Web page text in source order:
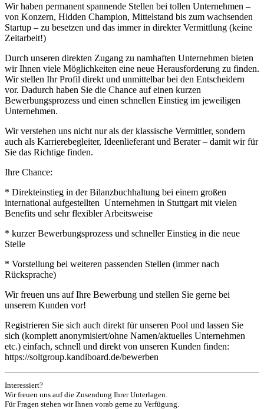
Wir haben permanent spannende Stellen bei tollen Unternehmen –
von Konzern, Hidden Champion, Mittelstand bis zum wachsenden
Startup – zu besetzen und das immer in direkter Vermittlung (keine
Zeitarbeit!)
Durch unseren direkten Zugang zu namhaften Unternehmen bieten
wir Ihnen viele Möglichkeiten eine neue Herausforderung zu finden.
Wir stellen Ihr Profil direkt und unmittelbar bei den Entscheidern
vor. Dadurch haben Sie die Chance auf einen kurzen
Bewerbungsprozess und einen schnellen Einstieg im jeweiligen
Unternehmen.
Wir verstehen uns nicht nur als der klassische Vermittler, sondern
auch als Karrierebegleiter, Ideenlieferant und Berater – damit wir für
Sie das Richtige finden.
Ihre Chance:
* Direkteinstieg in der Bilanzbuchhaltung bei einem großen
international aufgestellten Unternehmen in Stuttgart mit vielen
Benefits und sehr flexibler Arbeitsweise
* kurzer Bewerbungsprozess und schneller Einstieg in die neue
Stelle
* Vorstellung bei weiteren passenden Stellen (immer nach
Rücksprache)
Wir freuen uns auf Ihre Bewerbung und stellen Sie gerne bei
unserem Kunden vor!
Registrieren Sie sich auch direkt für unseren Pool und lassen Sie
sich (komplett anonymisiert/ohne Namen/aktuelles Unternehmen
etc.) einfach, schnell und direkt von unseren Kunden finden:
https://soltgroup.kandiboard.de/bewerben
Interessiert?
Wir freuen uns auf die Zusendung Ihrer Unterlagen.
Für Fragen stehen wir Ihnen vorab gerne zu Verfügung.